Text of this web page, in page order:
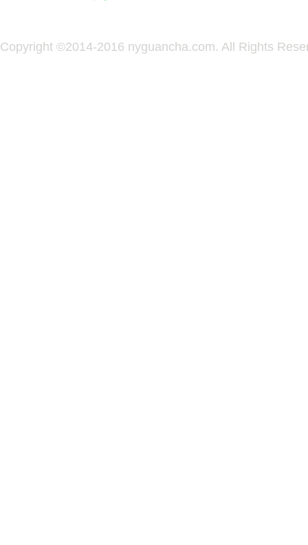
Copyright ©2014-2016 nyguancha.com. All Rights